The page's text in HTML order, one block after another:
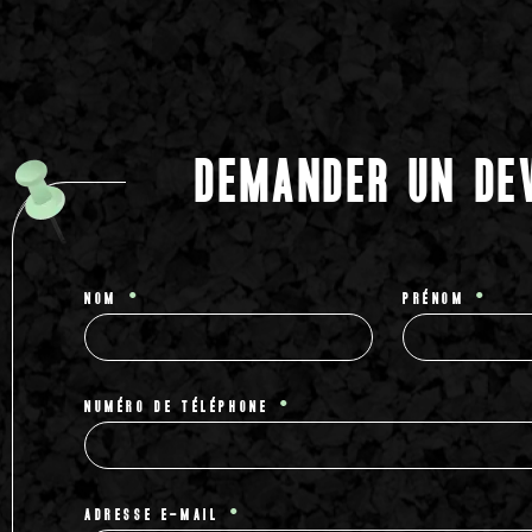
DEMANDER UN
NOM PRÉNOM
NUMÉRO DE TÉLÉPHONE
ADRESSE E-MAIL